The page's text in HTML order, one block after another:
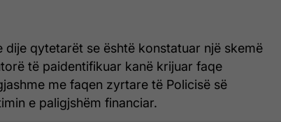
dije qytetarët se është konstatuar një skemë
të paidentifikuar kanë krijuar faqe
me faqen zyrtare të Policisë së
e paligjshëm financiar.